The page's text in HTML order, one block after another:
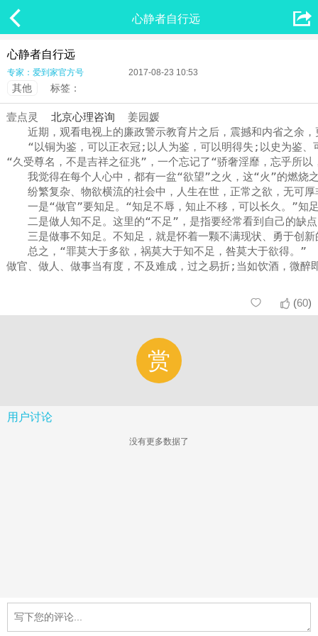
 心静者自行远 
心静者自行远
专家：爱到家官方号 2017-08-23 10:53
其他 标签：
壹点灵 北京心理咨询 姜园媛
近期，观看电视上的廉政警示教育片之后，震撼和内省之余，
“以铜为鉴，可以正衣冠;以人为鉴，可以明得失;以史为鉴、
“久受尊名，不是吉祥之征兆”，一个忘记了“骄奢淫靡，忘乎所
我觉得在每个人心中，都有一盆“欲望”之火，这“火”的燃烧之
纷繁复杂、物欲横流的社会中，人生在世，正常之欲，无可厚
一是“做官”要知足。“知足不辱，知止不移，可以长久。”知足
二是做人知不足。这里的“不足”，是指要经常看到自己的缺点
三是做事不知足。不知足，就是怀着一颗不满现状、勇于创新
总之，“罪莫大于多欲，祸莫大于知不足，咎莫大于欲得。”
做官、做人、做事当有度，不及难成，过之易折;当如饮酒，微
 (60)

赏
用户讨论
没有更多数据了